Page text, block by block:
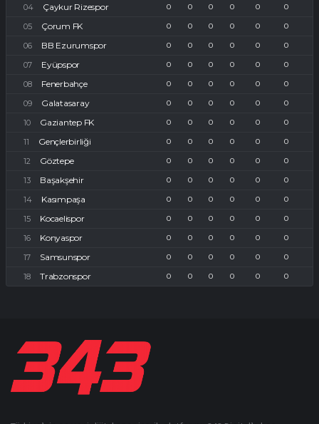
Çaykur Rizespor 0 0 0 0 0 0
Çorum FK 0 0 0 0 0 0
BB Ezurumspor 0 0 0 0 0 0
Eyüpspor 0 0 0 0 0 0
Fenerbahçe 0 0 0 0 0 0
Galatasaray 0 0 0 0 0 0
Gaziantep FK 0 0 0 0 0 0
Gençlerbirliği 0 0 0 0 0 0
Göztepe 0 0 0 0 0 0
Başakşehir 0 0 0 0 0 0
Kasımpaşa 0 0 0 0 0 0
Kocaelispor 0 0 0 0 0 0
Konyaspor 0 0 0 0 0 0
Samsunspor 0 0 0 0 0 0
Trabzonspor 0 0 0 0 0 0